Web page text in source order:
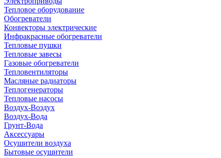
Тепловое оборудование
Обогреватели
Конвекторы электрические
Инфракрасные обогреватели
Тепловые пушки
Тепловые завесы
Газовые обогреватели
Тепловентиляторы
Масляные радиаторы
Теплогенераторы
Тепловые насосы
Воздух-Воздух
Воздух-Вода
Грунт-Вода
Аксессуары
Осушители воздуха
Бытовые осушители